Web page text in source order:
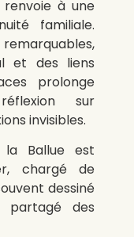
à une
familiale.
et des liens
prolonge
sur
invisibles.
la Ballue est
chargé de
dessiné
des